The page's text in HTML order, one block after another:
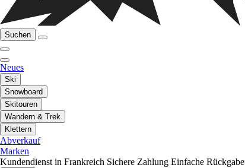
Suchen
Neues
Ski
Snowboard
Skitouren
Wandern & Trek
Klettern
Abverkauf
Marken
Kundendienst in Frankreich Sichere Zahlung Einfache Rückgabe